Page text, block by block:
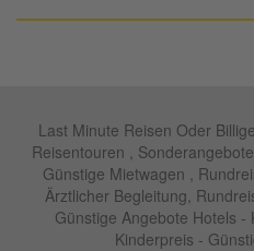
Last Minute Reisen Oder
Reisentouren ,
Günstige Mietwagen ,
Ärztlicher Begleitung,
Günstige Angebote Hotels
Kinderpreis -